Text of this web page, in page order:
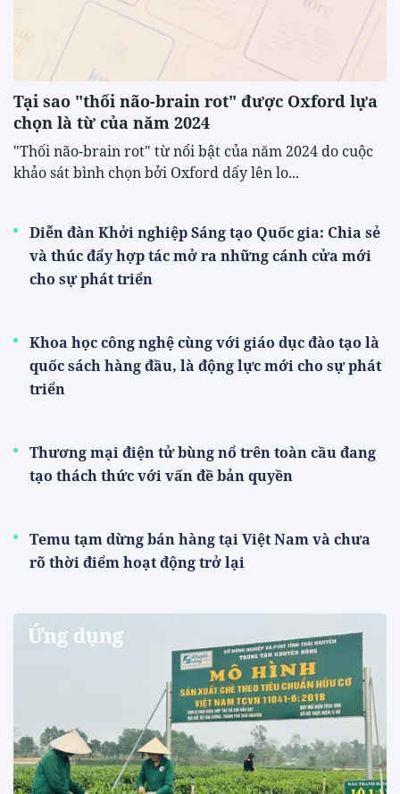
Tại sao "thối não-brain rot" được Oxford lựa
chọn là từ của năm 2024
"Thối não-brain rot" từ nổi bật của năm 2024 do cuộc
khảo sát bình chọn bởi Oxford dấy lên lo...
Diễn đàn Khởi nghiệp Sáng tạo Quốc gia: Chia sẻ
và thúc đẩy hợp tác mở ra những cánh cửa mới
cho sự phát triển
Khoa học công nghệ cùng với giáo dục đào tạo là
quốc sách hàng đầu, là động lực mới cho sự phát
triển
Thương mại điện tử bùng nổ trên toàn cầu đang
tạo thách thức với vấn đề bản quyền
Temu tạm dừng bán hàng tại Việt Nam và chưa
rõ thời điểm hoạt động trở lại
Ứng dụng